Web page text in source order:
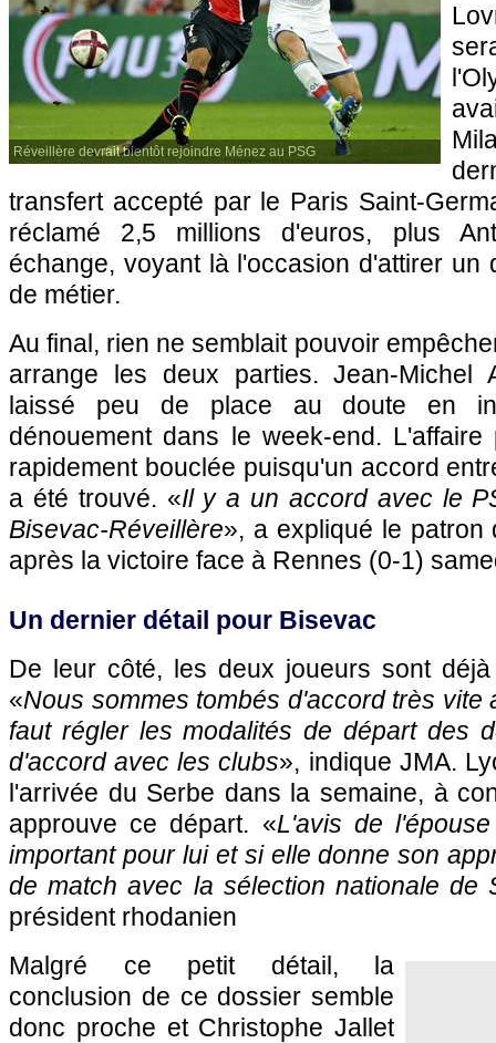
Réveillère devrait bientôt rejoindre Ménez au PSG
transfert accepté par le Paris Saint-
réclamé 2,5 millions d'euros, plus
échange, voyant là l'occasion d'attirer un
de métier.
Au final, rien ne semblait pouvoir
arrange les deux parties. Jean-Michel
laissé peu de place au doute en
dénouement dans le week-end.
rapidement bouclée puisqu'un accord
a été trouvé. «Il y a un accord avec le
Bisevac-Réveillère», a expliqué le patron
après la victoire face à Rennes (0-1)
Un dernier détail pour Bisevac
De leur côté, les deux joueurs sont
«Nous sommes tombés d'accord très vite
faut régler les modalités de départ des
d'accord avec les clubs», indique JMA.
l'arrivée du Serbe dans la semaine, à
approuve ce départ. «L'avis de
important pour lui et si elle donne son
de match avec la sélection nationale de
président rhodanien
Malgré ce petit détail, la
conclusion de ce dossier semble
donc proche et Christophe Jallet